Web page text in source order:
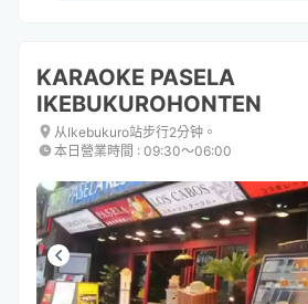
KARAOKE PASELA
IKEBUKUROHONTEN
从Ikebukuro站步行2分钟。
本日營業時間 : 09:30〜06:00